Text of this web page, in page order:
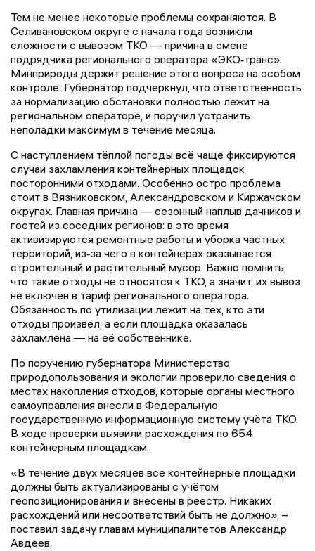
Тем не менее некоторые проблемы сохраняются. В
Селивановском округе с начала года возникли
сложности с вывозом ТКО — причина в смене
подрядчика регионального оператора «ЭКО‑транс».
Минприроды держит решение этого вопроса на особом
контроле. Губернатор подчеркнул, что ответственность
за нормализацию обстановки полностью лежит на
региональном операторе, и поручил устранить
неполадки максимум в течение месяца.
С наступлением тёплой погоды всё чаще фиксируются
случаи захламления контейнерных площадок
посторонними отходами. Особенно остро проблема
стоит в Вязниковском, Александровском и Киржачском
округах. Главная причина — сезонный наплыв дачников и
гостей из соседних регионов: в это время
активизируются ремонтные работы и уборка частных
территорий, из‑за чего в контейнерах оказывается
строительный и растительный мусор. Важно помнить,
что такие отходы не относятся к ТКО, а значит, их вывоз
не включён в тариф регионального оператора.
Обязанность по утилизации лежит на тех, кто эти
отходы произвёл, а если площадка оказалась
захламлена — на её собственнике.
По поручению губернатора Министерство
природопользования и экологии проверило сведения о
местах накопления отходов, которые органы местного
самоуправления внесли в Федеральную
государственную информационную систему учёта ТКО.
В ходе проверки выявили расхождения по 654
контейнерным площадкам.
«В течение двух месяцев все контейнерные площадки
должны быть актуализированы с учётом
геопозиционирования и внесены в реестр. Никаких
расхождений или несоответствий быть не должно», –
поставил задачу главам муниципалитетов Александр
Авдеев.